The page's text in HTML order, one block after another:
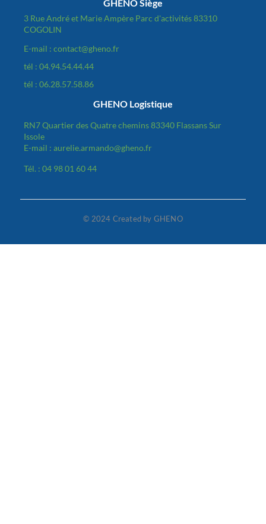
GHENO Siège
3 Rue André et Marie Ampère Parc d'activités 83310
COGOLIN
E-mail : contact@gheno.fr
tél : 04.94.54.44.44
tél : 06.28.57.58.86
GHENO Logistique
RN7 Quartier des Quatre chemins 83340 Flassans Sur
Issole
E-mail : aurelie.armando@gheno.fr
Tél. : 04 98 01 60 44
© 2024 Created by GHENO